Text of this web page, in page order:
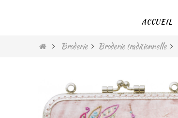
ACCUEIL
HomeBroderie Broderie traditionnelle